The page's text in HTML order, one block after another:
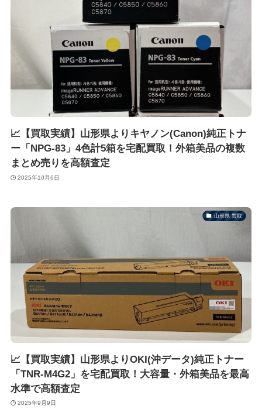
📈【買取実績】山形県よりキヤノン(Canon)純正トナ
ー「NPG-83」4色計5箱を宅配買取！外箱美品の複数
まとめ売りを高額査定
2025年10月6日
山形県 買取
📈【買取実績】山形県よりOKI(沖データ)純正トナー
「TNR-M4G2」を宅配買取！大容量・外箱美品を最高
水準で高額査定
2025年9月9日